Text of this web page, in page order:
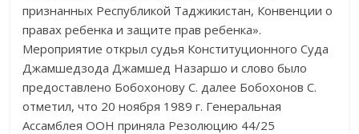
признанных Республикой Таджикистан, Конвенции о
правах ребенка и защите прав ребенка».
Мероприятие открыл судья Конституционного Суда
Джамшедзода Джамшед Назаршо и слово было
предоставлено Бобохонову С. далее Бобохонов С.
отметил, что 20 ноября 1989 г. Генеральная
Ассамблея ООН приняла Резолюцию 44/25